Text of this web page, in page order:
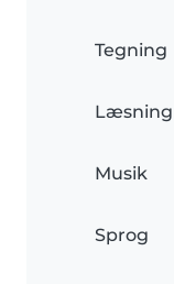
Tegning
Læsning
Musik
Sprog